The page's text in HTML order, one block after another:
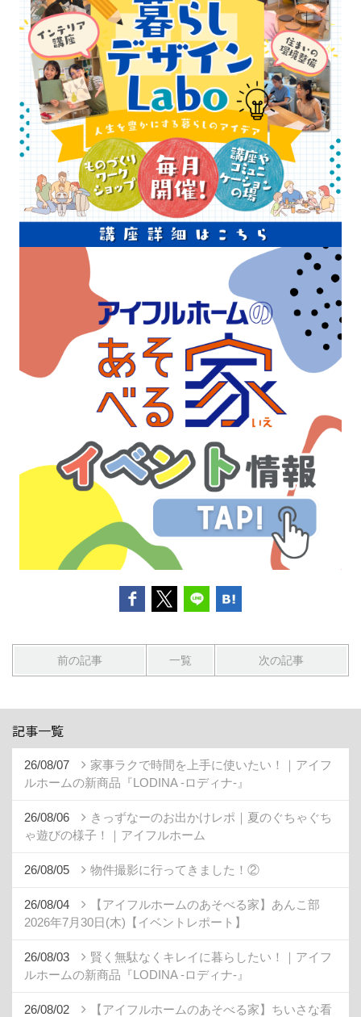
前の記事 一覧 次の記事
記事一覧
26/08/07
家事ラクで時間を上手に使いたい！｜アイフ
ルホームの新商品『LODINA -ロディナ-』
26/08/06
きっずなーのお出かけレポ｜夏のぐちゃぐち
ゃ遊びの様子！｜アイフルホーム
26/08/05 物件撮影に行ってきました！②
26/08/04
【アイフルホームのあそべる家】あんこ部
2026年7月30日(木)【イベントレポート】
26/08/03
賢く無駄なくキレイに暮らしたい！｜アイフ
ルホームの新商品『LODINA -ロディナ-』
26/08/02
【アイフルホームのあそべる家】ちいさな看